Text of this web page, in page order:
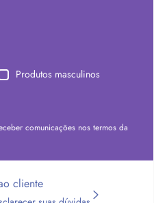
Produtos masculinos
comunicações nos termos da
cliente